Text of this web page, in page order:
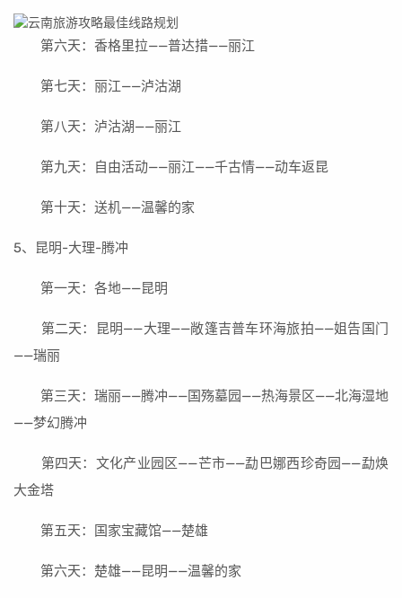
第六天：香格里拉——普达措——丽江
第七天：丽江——泸沽湖
第八天：泸沽湖——丽江
第九天：自由活动——丽江——千古情——动车返昆
第十天：送机——温馨的家
5、昆明-大理-腾冲
第一天：各地——昆明
第二天：昆明——大理——敞篷吉普车环海旅拍——姐告国门
——瑞丽
第三天：瑞丽——腾冲——国殇墓园——热海景区——北海湿地
——梦幻腾冲
第四天：文化产业园区——芒市——勐巴娜西珍奇园——勐焕
大金塔
第五天：国家宝藏馆——楚雄
第六天：楚雄——昆明——温馨的家